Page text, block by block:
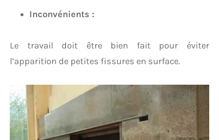
Inconvénients :
Le travail doit être bien fait pour éviter
l’apparition de petites fissures en surface.